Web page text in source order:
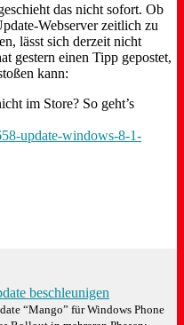
das nicht sofort. Ob
Webserver zeitlich zu
lässt sich derzeit nicht
gestern einen Tipp gepostet,
kann:
im Store? So geht’s
update-windows-8-1-
beschleunigen
“Mango” für Windows Phone